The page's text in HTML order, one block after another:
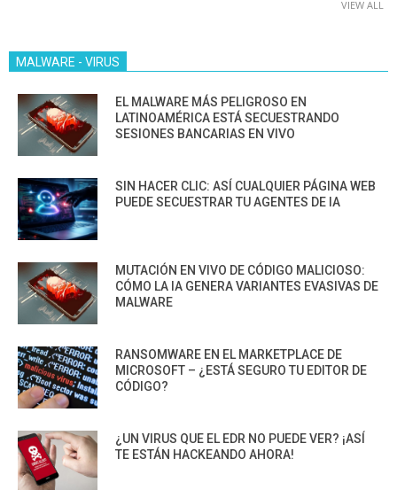
VIEW ALL
MALWARE - VIRUS
EL MALWARE MÁS PELIGROSO EN
LATINOAMÉRICA ESTÁ SECUESTRANDO
SESIONES BANCARIAS EN VIVO
SIN HACER CLIC: ASÍ CUALQUIER PÁGINA WEB
PUEDE SECUESTRAR TU AGENTES DE IA
MUTACIÓN EN VIVO DE CÓDIGO MALICIOSO:
CÓMO LA IA GENERA VARIANTES EVASIVAS DE
MALWARE
RANSOMWARE EN EL MARKETPLACE DE
MICROSOFT – ¿ESTÁ SEGURO TU EDITOR DE
CÓDIGO?
¿UN VIRUS QUE EL EDR NO PUEDE VER? ¡ASÍ
TE ESTÁN HACKEANDO AHORA!